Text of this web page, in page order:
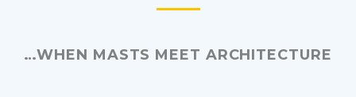
…WHEN MASTS MEET ARCHITECTURE